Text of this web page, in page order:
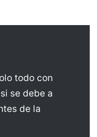
todo con
se debe a
de la